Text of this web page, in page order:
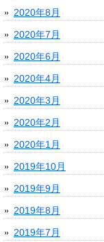
2020年8月
2020年7月
2020年6月
2020年4月
2020年3月
2020年2月
2020年1月
2019年10月
2019年9月
2019年8月
2019年7月